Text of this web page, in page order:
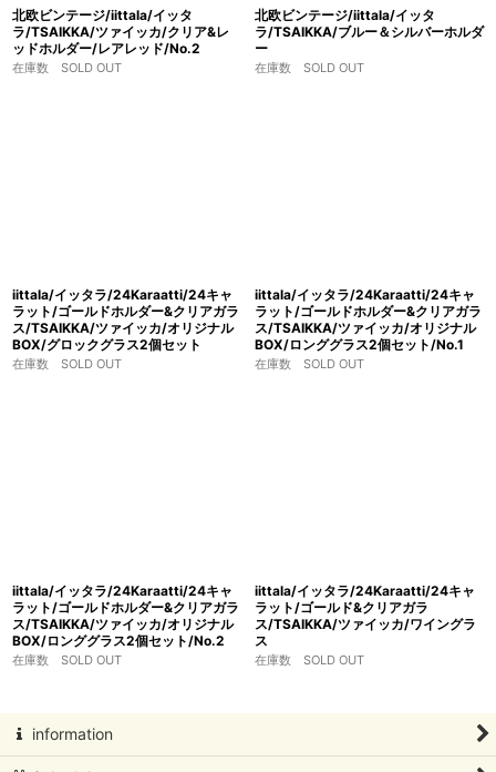
北欧ビンテージ/iittala/イッタ
ラ/TSAIKKA/ツァイッカ/クリア&レ
ッドホルダー/レアレッド/No.2
在庫数 SOLD OUT
北欧ビンテージ/iittala/イッタ
ラ/TSAIKKA/ブルー＆シルバーホルダ
ー
在庫数 SOLD OUT
iittala/イッタラ/24Karaatti/24キャ
ラット/ゴールドホルダー&クリアガラ
ス/TSAIKKA/ツァイッカ/オリジナル
BOX/グロックグラス2個セット
在庫数 SOLD OUT
iittala/イッタラ/24Karaatti/24キャ
ラット/ゴールドホルダー&クリアガラ
ス/TSAIKKA/ツァイッカ/オリジナル
BOX/ロンググラス2個セット/No.1
在庫数 SOLD OUT
iittala/イッタラ/24Karaatti/24キャ
ラット/ゴールドホルダー&クリアガラ
ス/TSAIKKA/ツァイッカ/オリジナル
BOX/ロンググラス2個セット/No.2
在庫数 SOLD OUT
iittala/イッタラ/24Karaatti/24キャ
ラット/ゴールド&クリアガラ
ス/TSAIKKA/ツァイッカ/ワイングラ
ス
在庫数 SOLD OUT
information